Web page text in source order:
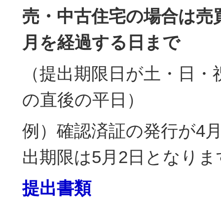
売・中古住宅の場合は売
月を経過する日まで
（提出期限日が土・日
の直後の平日）
例）確認済証の発行が4
出期限は5月2日となりま
提出書類